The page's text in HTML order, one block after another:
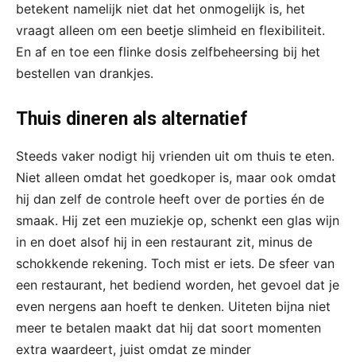
betekent namelijk niet dat het onmogelijk is, het
vraagt alleen om een beetje slimheid en flexibiliteit.
En af en toe een flinke dosis zelfbeheersing bij het
bestellen van drankjes.
Thuis dineren als alternatief
Steeds vaker nodigt hij vrienden uit om thuis te eten.
Niet alleen omdat het goedkoper is, maar ook omdat
hij dan zelf de controle heeft over de porties én de
smaak. Hij zet een muziekje op, schenkt een glas wijn
in en doet alsof hij in een restaurant zit, minus de
schokkende rekening. Toch mist er iets. De sfeer van
een restaurant, het bediend worden, het gevoel dat je
even nergens aan hoeft te denken. Uiteten bijna niet
meer te betalen maakt dat hij dat soort momenten
extra waardeert, juist omdat ze minder